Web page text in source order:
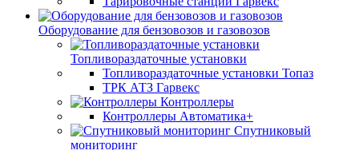
Оборудование для бензовозов и газовозов
Топливораздаточные установки
Топливораздаточные установки Топаз
ТРК АТЗ Гарвекс
Контроллеры
Контроллеры Автоматика+
Спутниковый
мониторинг